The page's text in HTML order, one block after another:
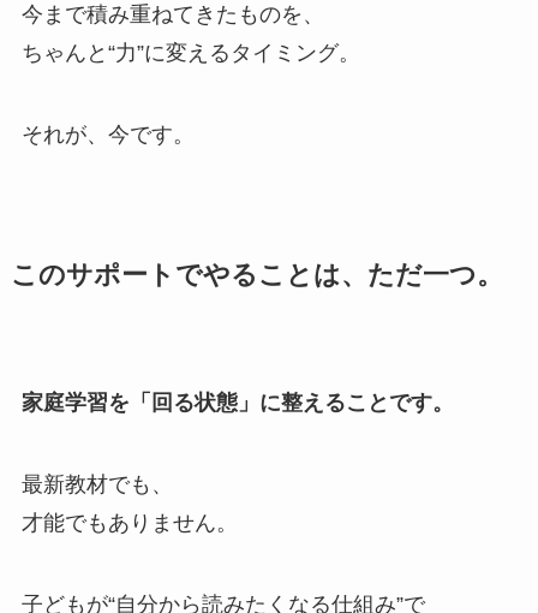
今まで積み重ねてきたものを、
ちゃんと“力”に変えるタイミング。
それが、今です。
このサポートでやることは、ただ一つ。
家庭学習を「回る状態」に整えることです。
最新教材でも、
才能でもありません。
子どもが“自分から読みたくなる仕組み”で